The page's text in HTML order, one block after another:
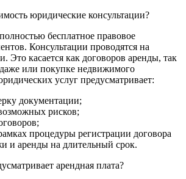
юридические консультации?
бесплатное правовое
Консультации проводятся на
Это касается как договоров аренды, так
или покупке недвижимого
услуг предусматривает:
документации;
рисков;
процедуры регистрации договора
и аренды на длительный срок.
арендная плата?